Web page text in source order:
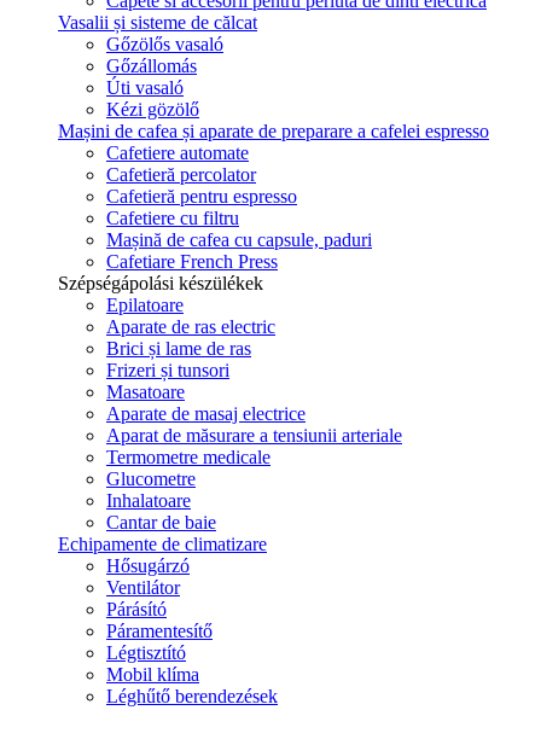
Vasalii și sisteme de călcat
Gőzölős vasaló
Gőzállomás
Úti vasaló
Kézi gözölő
Mașini de cafea și aparate de preparare a cafelei espresso
Cafetiere automate
Cafetieră percolator
Cafetieră pentru espresso
Cafetiere cu filtru
Mașină de cafea cu capsule, paduri
Cafetiare French Press
Szépségápolási készülékek
Epilatoare
Aparate de ras electric
Brici și lame de ras
Frizeri și tunsori
Masatoare
Aparate de masaj electrice
Aparat de măsurare a tensiunii arteriale
Termometre medicale
Glucometre
Inhalatoare
Cantar de baie
Echipamente de climatizare
Hősugárzó
Ventilátor
Párásító
Páramentesítő
Légtisztító
Mobil klíma
Léghűtő berendezések